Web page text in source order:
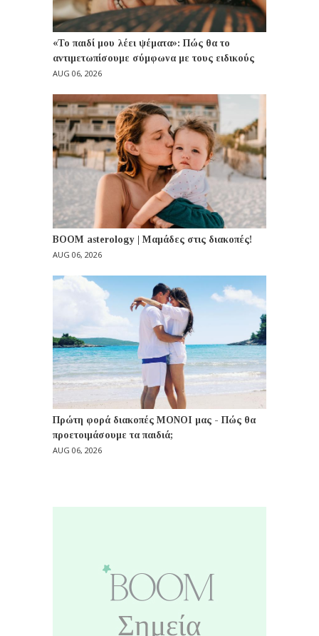
«Το παιδί μου λέει ψέματα»: Πώς θα το
αντιμετωπίσουμε σύμφωνα με τους ειδικούς
AUG 06, 2026
BOOM asterology | Μαμάδες στις διακοπές!
AUG 06, 2026
Πρώτη φορά διακοπές ΜΟΝΟΙ μας - Πώς θα
προετοιμάσουμε τα παιδιά;
AUG 06, 2026